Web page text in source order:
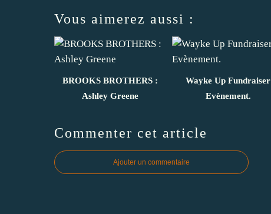
Vous aimerez aussi :
BROOKS BROTHERS :
Ashley Greene
Wayke Up Fundraiser
Evènement.
Commenter cet article
Ajouter un commentaire